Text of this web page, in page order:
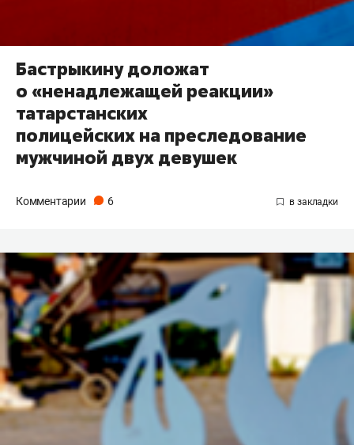
Бастрыкину доложат
о «ненадлежащей реакции»
татарстанских
полицейских на преследование
мужчиной двух девушек
Комментарии 6